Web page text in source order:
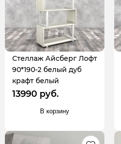
Стеллаж Айсберг Лофт
90*190-2 белый дуб
крафт белый
13990 руб.
В корзину